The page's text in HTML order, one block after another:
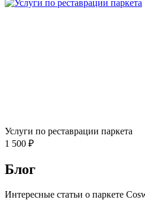
Услуги по реставрации паркета
1 500 ₽
Блог
Интересные статьи о паркете